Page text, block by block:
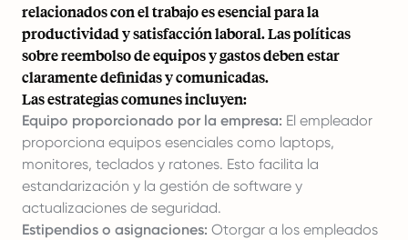
relacionados con el trabajo es esencial para la
productividad y satisfacción laboral. Las políticas
sobre reembolso de equipos y gastos deben estar
claramente definidas y comunicadas.
Las estrategias comunes incluyen:
Equipo proporcionado por la empresa: El empleador
proporciona equipos esenciales como laptops,
monitores, teclados y ratones. Esto facilita la
estandarización y la gestión de software y
actualizaciones de seguridad.
Estipendios o asignaciones: Otorgar a los empleados